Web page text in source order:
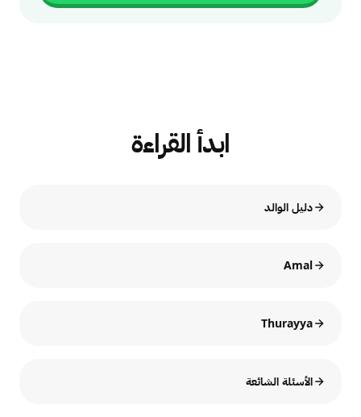
ابدأ القراءة
دليل الوالد
Amal
Thurayya
الأسئلة الشائعة